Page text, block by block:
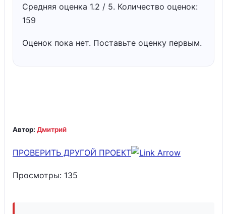
Средняя оценка 1.2 / 5. Количество оценок:
159
Оценок пока нет. Поставьте оценку первым.
Автор: Дмитрий
ПРОВЕРИТЬ ДРУГОЙ ПРОЕКТ
Просмотры: 135